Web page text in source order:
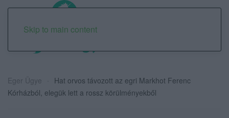
Skip to main content
Eger Ügye
Hat orvos távozott az egri Markhot Ferenc
Kórházból, elegük lett a rossz körülményekből